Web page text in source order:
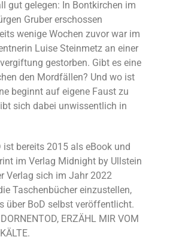
gut gelegen: In Bontkirchen im
Gruber erschossen
wenige Wochen zuvor war im
Luise Steinmetz an einer
gestorben. Gibt es eine
den Mordfällen? Und wo ist
beginnt auf eigene Faust zu
sich dabei unwissentlich in
ist bereits 2015 als eBook und
im Verlag Midnight by Ullstein
Verlag sich im Jahr 2022
Taschenbücher einzustellen,
über BoD selbst veröffentlicht.
ERZÄHL MIR VOM